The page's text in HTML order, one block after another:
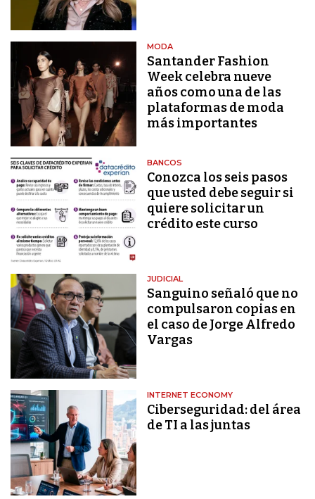
MODA
Santander Fashion
Week celebra nueve
años como una de las
plataformas de moda
más importantes
BANCOS
Conozca los seis pasos
que usted debe seguir si
quiere solicitar un
crédito este curso
JUDICIAL
Sanguino señaló que no
compulsaron copias en
el caso de Jorge Alfredo
Vargas
INTERNET ECONOMY
Ciberseguridad: del área
de TI a las juntas